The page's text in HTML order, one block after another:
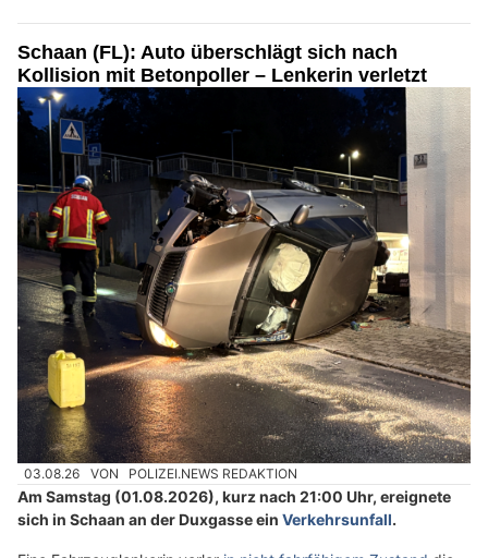
Schaan (FL): Auto überschlägt sich nach
Kollision mit Betonpoller – Lenkerin verletzt
03.08.26 VON POLIZEI.NEWS REDAKTION
Am Samstag (01.08.2026), kurz nach 21:00 Uhr, ereignete
sich in Schaan an der Duxgasse ein Verkehrsunfall.